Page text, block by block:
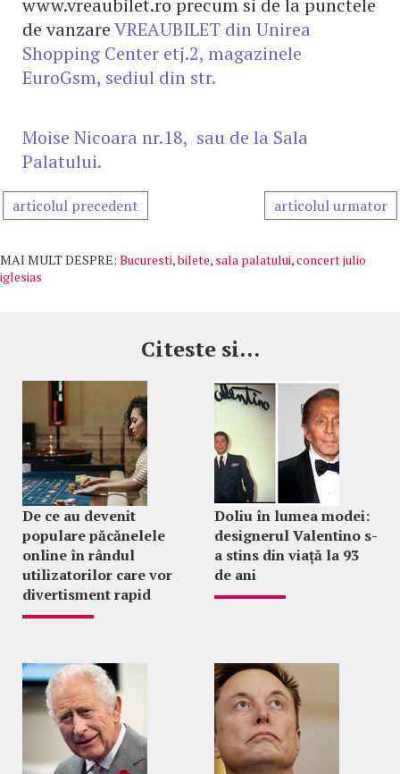
www.vreaubilet.ro precum si de la punctele
de vanzareVREAUBILET din Unirea
Shopping Center etj.2, magazinele
EuroGsm, sediul din str.
Moise Nicoara nr.18, sau de la Sala
Palatului.
articolul precedent articolul urmator
MAI MULT DESPRE: Bucuresti,bilete, sala palatului,concert julio
iglesias
Citeste si...
De ce au devenit
populare păcănelele
online în rândul
utilizatorilor care vor
divertisment rapid
Doliu în lumea modei:
designerul Valentino s-
a stins din viață la 93
de ani